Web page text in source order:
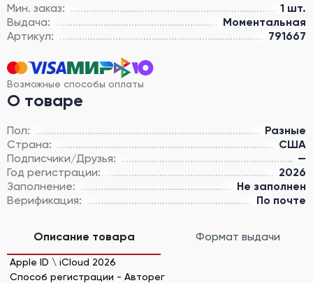
Мин. заказ:
1 шт.
Выдача:
Моментальная
Артикул:
791667
Возможные способы оплаты
О товаре
Пол:
Разные
Страна:
США
Подписчики/Друзья:
—
Год регистрации:
2026
Заполнение:
Не заполнен
Верификация:
По почте
Описание товара Формат выдачи
Apple ID \ iCloud 2026
Способ регистрации - Авторег